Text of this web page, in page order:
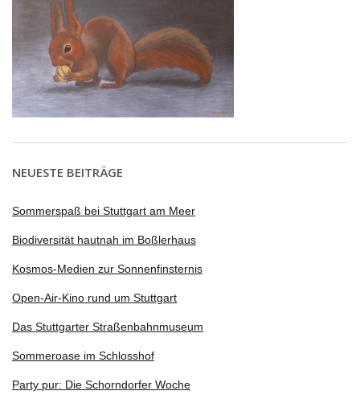
NEUESTE BEITRÄGE
Sommerspaß bei Stuttgart am Meer
Biodiversität hautnah im Boßlerhaus
Kosmos-Medien zur Sonnenfinsternis
Open-Air-Kino rund um Stuttgart
Das Stuttgarter Straßenbahnmuseum
Sommeroase im Schlosshof
Party pur: Die Schorndorfer Woche